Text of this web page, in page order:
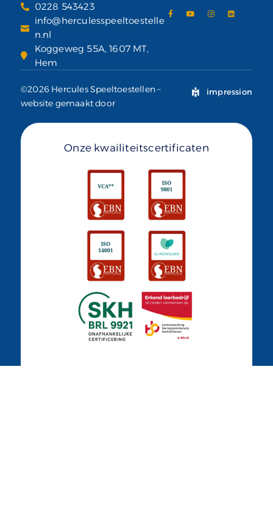
0228 543423
info@herculesspeeltoestelle
n.nl
Koggeweg 55A, 1607 MT,
Hem
©2026 Hercules Speeltoestellen –
website gemaakt door
impression
Onze kwailiteitscertificaten